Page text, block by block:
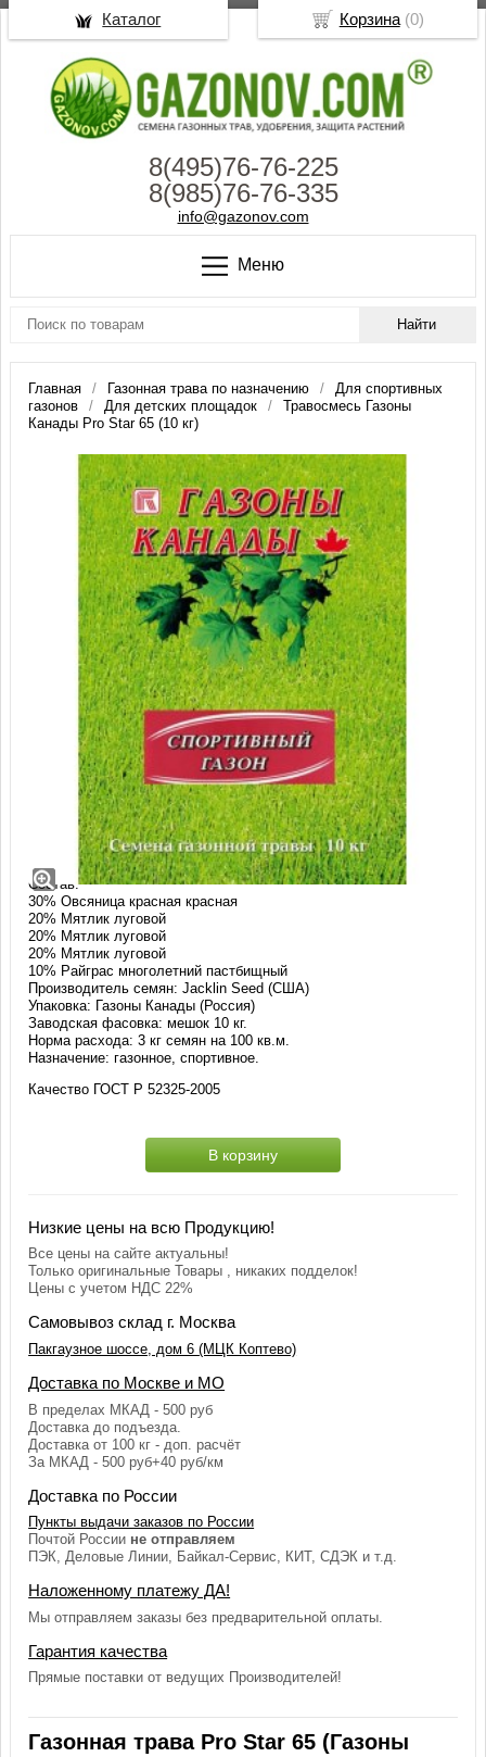
8(495)76-76-225
8(985)76-76-335
info@gazonov.com
Меню
Главная Газонная трава по назначению
Для спортивных
газонов
Для детских площадок
Травосмесь Газоны
Канады Pro Star 65 (10 кг)
Травосмесь Газоны Канады Pro Star 65
(10 кг)
Смесь: PRO STAR 65
Состав:
30% Овсяница красная красная
20% Мятлик луговой
20% Мятлик луговой
20% Мятлик луговой
10% Райграс многолетний пастбищный
Производитель семян: Jacklin Seed (США)
Упаковка: Газоны Канады (Россия)
Заводская фасовка: мешок 10 кг.
Норма расхода: 3 кг семян на 100 кв.м.
Назначение: газонное, спортивное.
Качество ГОСТ Р 52325-2005
В корзину
Низкие цены на всю Продукцию!
Все цены на сайте актуальны!
Только оригинальные Товары , никаких подделок!
Цены с учетом НДС 22%
Самовывоз склад г. Москва
Пакгаузное шоссе, дом 6 (МЦК Коптево)
Доставка по Москве и МО
В пределах МКАД - 500 руб
Доставка до подъезда.
Доставка от 100 кг - доп. расчёт
За МКАД - 500 руб+40 руб/км
Доставка по России
Пункты выдачи заказов по России
Почтой России не отправляем
ПЭК, Деловые Линии, Байкал-Сервис, КИТ, СДЭК и т.д.
Наложенному платежу ДА!
Мы отправляем заказы без предварительной оплаты.
Гарантия качества
Прямые поставки от ведущих Производителей!
Газонная трава Pro Star 65 (Газоны
Корзина(0)
Каталог